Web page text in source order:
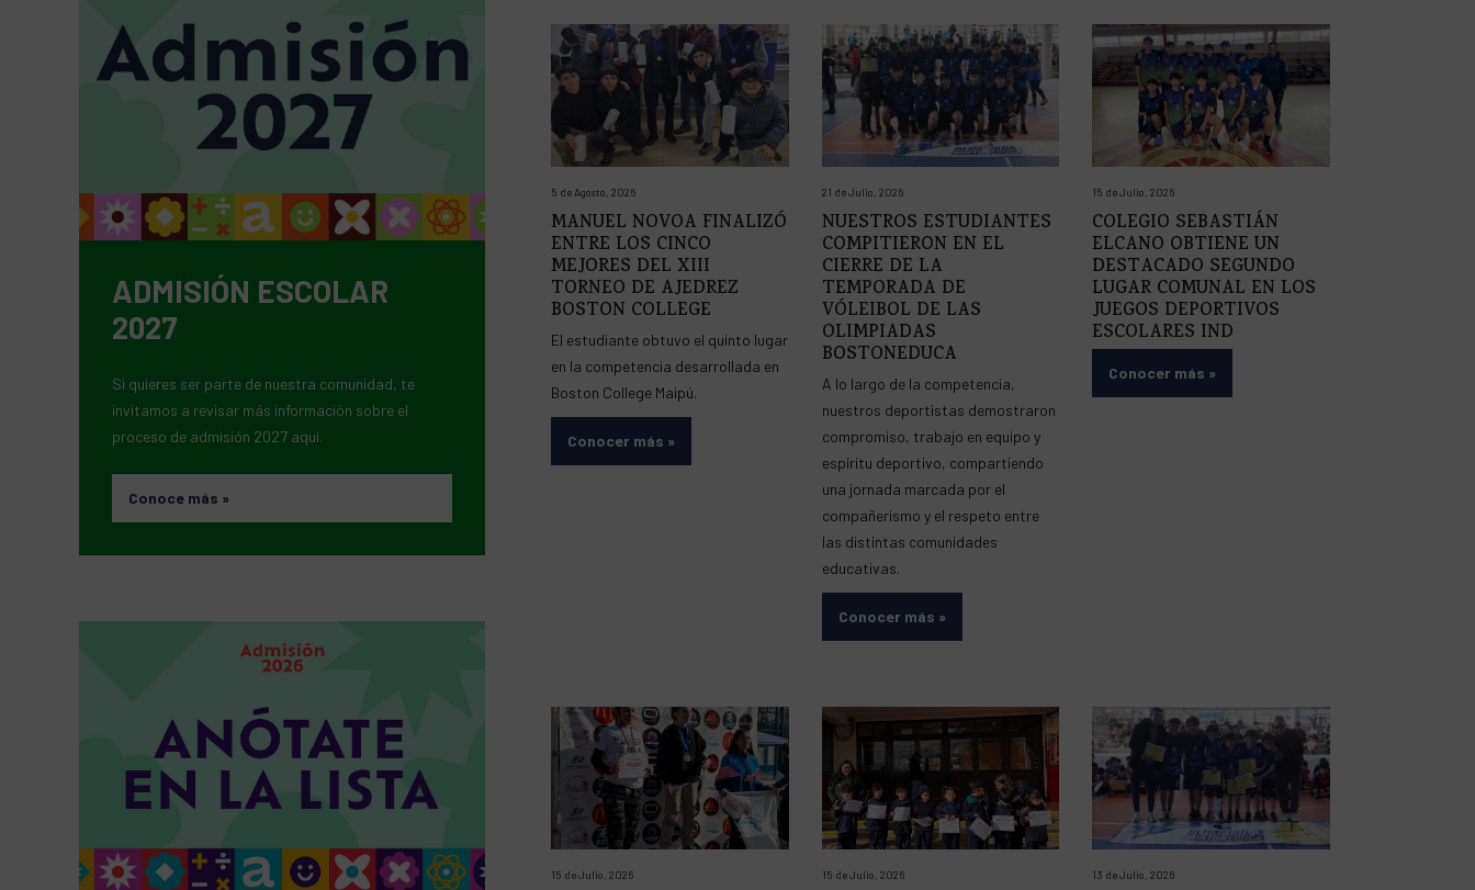
ADMISIÓN ESCOLAR
2027
Si quieres ser parte de nuestra comunidad, te
invitamos a revisar más información sobre el
proceso de admisión 2027 aquí.
Conoce más »
5 de Agosto, 2026
MANUEL NOVOA FINALIZÓ
ENTRE LOS CINCO
MEJORES DEL XIII
TORNEO DE AJEDREZ
BOSTON COLLEGE
El estudiante obtuvo el quinto lugar
en la competencia desarrollada en
Boston College Maipú.
Conocer más »
21 de Julio, 2026
NUESTROS ESTUDIANTES
COMPITIERON EN EL
CIERRE DE LA
TEMPORADA DE
VÓLEIBOL DE LAS
OLIMPIADAS
BOSTONEDUCA
A lo largo de la competencia,
nuestros deportistas demostraron
compromiso, trabajo en equipo y
espíritu deportivo, compartiendo
una jornada marcada por el
compañerismo y el respeto entre
las distintas comunidades
educativas.
Conocer más »
15 de Julio, 2026
COLEGIO SEBASTIÁN
ELCANO OBTIENE UN
DESTACADO SEGUNDO
LUGAR COMUNAL EN LOS
JUEGOS DEPORTIVOS
ESCOLARES IND
Conocer más »
15 de Julio, 2026 15 de Julio, 2026 13 de Julio, 2026